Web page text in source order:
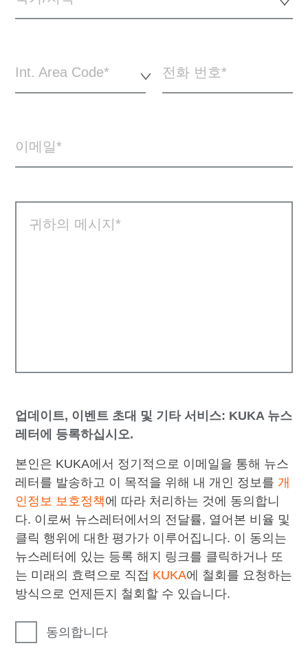
Int. Area Code* 전화 번호
이메일
귀하의 메시지
업데이트, 이벤트 초대 및 기타 서비스: KUKA 뉴스
레터에 등록하십시오.
본인은 KUKA에서 정기적으로 이메일을 통해 뉴스
레터를 발송하고 이 목적을 위해 내 개인 정보를개
인정보 보호정책에 따라 처리하는 것에 동의합니
다. 이로써 뉴스레터에서의 전달률, 열어본 비율 및
클릭 행위에 대한 평가가 이루어집니다. 이 동의는
뉴스레터에 있는 등록 해지 링크를 클릭하거나 또
는 미래의 효력으로 직접 KUKA에 철회를 요청하는
방식으로 언제든지 철회할 수 있습니다.
동의합니다